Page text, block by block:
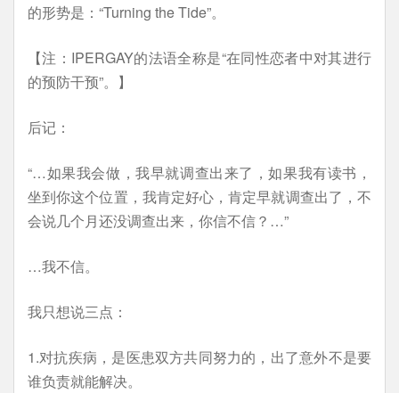
的形势是：“Turning the Tide”。
【注：IPERGAY的法语全称是“在同性恋者中对其进行
的预防干预”。】
后记：
“…如果我会做，我早就调查出来了，如果我有读书，
坐到你这个位置，我肯定好心，肯定早就调查出了，不
会说几个月还没调查出来，你信不信？…”
…我不信。
我只想说三点：
1.对抗疾病，是医患双方共同努力的，出了意外不是要
谁负责就能解决。